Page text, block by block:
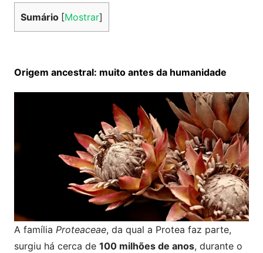
Sumário [Mostrar]
Origem ancestral: muito antes da humanidade
A família Proteaceae, da qual a Protea faz parte,
surgiu há cerca de 100 milhões de anos, durante o